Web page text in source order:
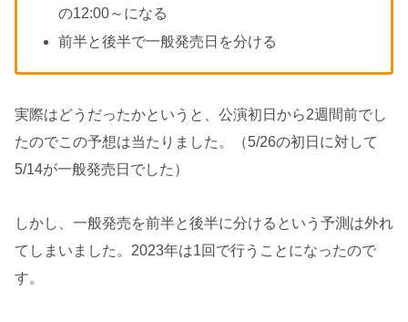
の12:00～になる
前半と後半で一般発売日を分ける
実際はどうだったかというと、公演初日から2週間前でし
たのでこの予想は当たりました。（5/26の初日に対して
5/14が一般発売日でした）
しかし、一般発売を前半と後半に分けるという予測は外れ
てしまいました。2023年は1回で行うことになったので
す。